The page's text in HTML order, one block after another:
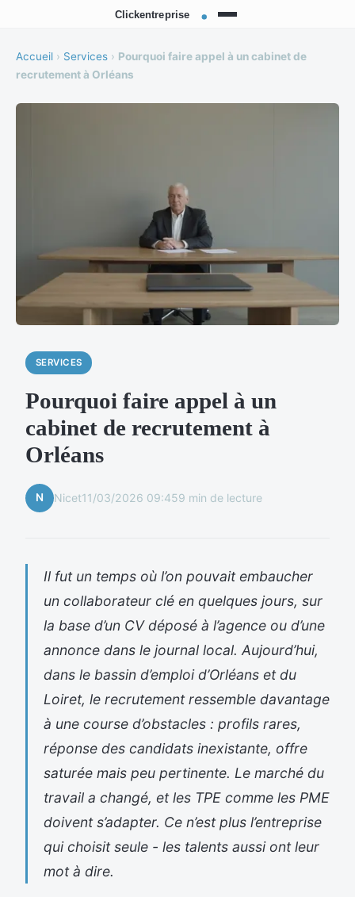
Accueil › Services › Pourquoi faire appel à un cabinet de
recrutement à Orléans
SERVICES
Pourquoi faire appel à un
cabinet de recrutement à
Orléans
N Nicet11/03/2026 09:459 min de lecture
Il fut un temps où l’on pouvait embaucher
un collaborateur clé en quelques jours, sur
la base d’un CV déposé à l’agence ou d’une
annonce dans le journal local. Aujourd’hui,
dans le bassin d’emploi d’Orléans et du
Loiret, le recrutement ressemble davantage
à une course d’obstacles : profils rares,
réponse des candidats inexistante, offre
saturée mais peu pertinente. Le marché du
travail a changé, et les TPE comme les PME
doivent s’adapter. Ce n’est plus l’entreprise
qui choisit seule - les talents aussi ont leur
mot à dire.